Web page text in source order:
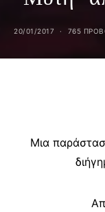
20/01/2017 765
Μια